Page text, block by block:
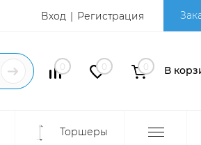
Вход Регистрация
0 0 0 В
Торшеры